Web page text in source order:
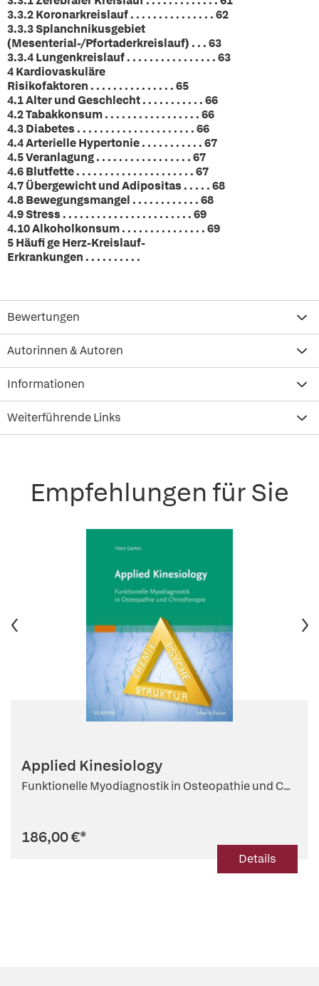
3.3.2 Koronarkreislauf . . . . . . . . . . . . . . . 62
3.3.3 Splanchnikusgebiet
(Mesenterial-/Pfortaderkreislauf) . . . 63
3.3.4 Lungenkreislauf . . . . . . . . . . . . . . . . 63
4 Kardiovaskuläre
Risikofaktoren . . . . . . . . . . . . . . . 65
4.1 Alter und Geschlecht . . . . . . . . . . . 66
4.2 Tabakkonsum . . . . . . . . . . . . . . . . . 66
4.3 Diabetes . . . . . . . . . . . . . . . . . . . . . 66
4.4 Arterielle Hypertonie . . . . . . . . . . . 67
4.5 Veranlagung . . . . . . . . . . . . . . . . . 67
4.6 Blutfette . . . . . . . . . . . . . . . . . . . . . 67
4.7 Übergewicht und Adipositas . . . . . 68
4.8 Bewegungsmangel . . . . . . . . . . . . 68
4.9 Stress . . . . . . . . . . . . . . . . . . . . . . . 69
4.10 Alkoholkonsum . . . . . . . . . . . . . . . 69
5 Häufi ge Herz-Kreislauf-
Erkrankungen . . . . . . . . . .
Bewertungen
Autorinnen & Autoren
Informationen
Weiterführende Links
Empfehlungen für Sie
Applied Kinesiology
Funktionelle Myodiagnostik in Osteopathie und C...
186,00 €*
Details